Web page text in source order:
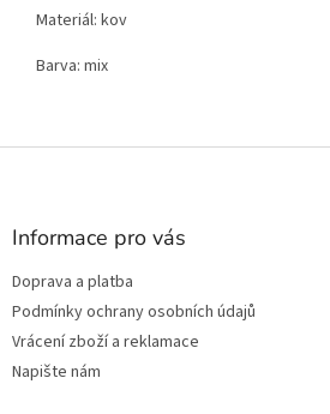
Materiál: kov
Barva: mix
Z
Informace pro vás
Doprava a platba
Podmínky ochrany osobních údajů
Vrácení zboží a reklamace
Napište nám